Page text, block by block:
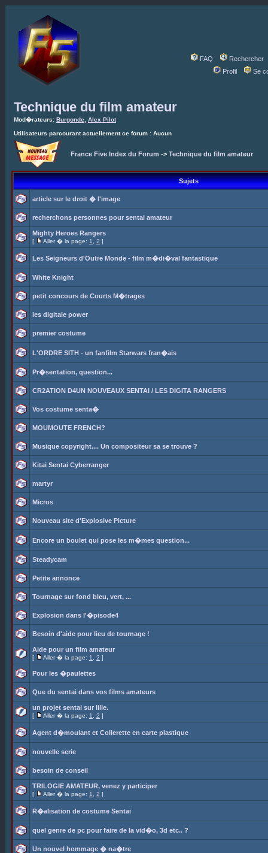
FAQ
Rechercher
Profil
Se
Technique du film amateur
Mod�rateurs: Burgonde Alex Pilot
Utilisateurs parcourant actuellement ce forum : Aucun
France Five Index du Forum -> Technique du film amateur
Sujets
article sur le droit � l'image
recherchons personnes pour sentai amateur
Mighty Heroes Rangers
[ Aller � la page: 1 2 ]
Les Seigneurs d'Outre Monde - film m�di�val fantastique
White Knight
petit concours de Courts M�trages
les digitale power
premier costume
L'ORDRE SITH - un fanfilm Starwars fran�ais
Pr�sentation, question...
CR2ATION D4UN NOUVEAUX SENTAI / LES DIGITA RANGERS
Vos costume senta�
MOUMOUTE FRENCH?
Musique copyright.... Un compositeur sa se trouve ?
Kitai Sentai Cyberranger
martyr
Micros
Nouveau site d'Explosive Picture
Encore un boulet qui pose les m�mes question...
Steadycam
Petite annonce
Tournage sur fond bleu, vert, ...
Explosion dans l'�pisode4
Besoin d'aide pour lieu de tournage !
Aide pour un film amateur
[ Aller � la page: 1 2 ]
Pour les �paulettes
Que du sentai dans vos films amateurs
un projet sentai sur lille.
[ Aller � la page: 1 2 ]
Agent d�moulant et Collerette en carte plastique
nouvelle serie
besoin de conseil
TRILOGIE AMATEUR, venez y participer
[ Aller � la page: 1 2 ]
R�alisation de costume Sentai
quel genre de pc pour faire de la vid�o, 3d etc.. ?
Un nouvel hommage � na�tre